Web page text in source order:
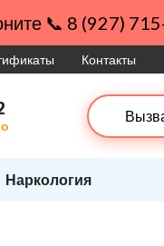
📞 8 (927)
Контакты
Наркология